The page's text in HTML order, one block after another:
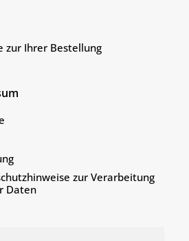
zur Ihrer Bestellung
zur Verarbeitung
Daten